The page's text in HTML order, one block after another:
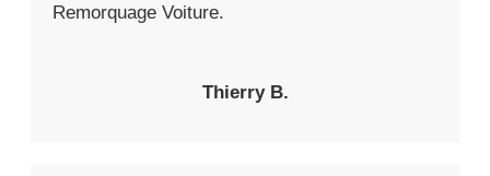
Remorquage Voiture.
Thierry B.